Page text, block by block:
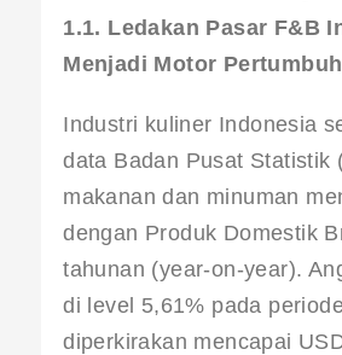
1.1. Ledakan Pasar F&B
Menjadi Motor
Industri kuliner Indonesia
data Badan Pusat Statistik
makanan dan minuman
dengan Produk Domestik
tahunan (year-on-year).
di level 5,61% pada
diperkirakan mencapai